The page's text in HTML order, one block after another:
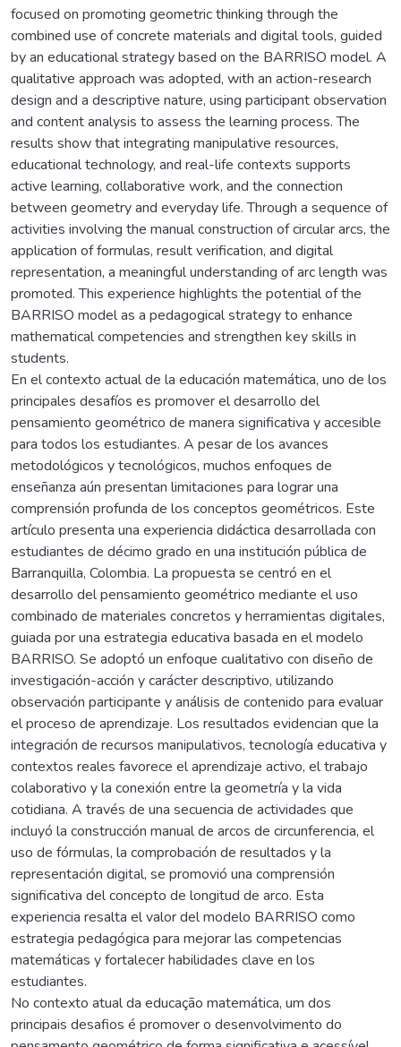
focused on promoting geometric thinking through the
combined use of concrete materials and digital tools, guided
by an educational strategy based on the BARRISO model. A
qualitative approach was adopted, with an action-research
design and a descriptive nature, using participant observation
and content analysis to assess the learning process. The
results show that integrating manipulative resources,
educational technology, and real-life contexts supports
active learning, collaborative work, and the connection
between geometry and everyday life. Through a sequence of
activities involving the manual construction of circular arcs, the
application of formulas, result verification, and digital
representation, a meaningful understanding of arc length was
promoted. This experience highlights the potential of the
BARRISO model as a pedagogical strategy to enhance
mathematical competencies and strengthen key skills in
students.
En el contexto actual de la educación matemática, uno de los
principales desafíos es promover el desarrollo del
pensamiento geométrico de manera significativa y accesible
para todos los estudiantes. A pesar de los avances
metodológicos y tecnológicos, muchos enfoques de
enseñanza aún presentan limitaciones para lograr una
comprensión profunda de los conceptos geométricos. Este
artículo presenta una experiencia didáctica desarrollada con
estudiantes de décimo grado en una institución pública de
Barranquilla, Colombia. La propuesta se centró en el
desarrollo del pensamiento geométrico mediante el uso
combinado de materiales concretos y herramientas digitales,
guiada por una estrategia educativa basada en el modelo
BARRISO. Se adoptó un enfoque cualitativo con diseño de
investigación-acción y carácter descriptivo, utilizando
observación participante y análisis de contenido para evaluar
el proceso de aprendizaje. Los resultados evidencian que la
integración de recursos manipulativos, tecnología educativa y
contextos reales favorece el aprendizaje activo, el trabajo
colaborativo y la conexión entre la geometría y la vida
cotidiana. A través de una secuencia de actividades que
incluyó la construcción manual de arcos de circunferencia, el
uso de fórmulas, la comprobación de resultados y la
representación digital, se promovió una comprensión
significativa del concepto de longitud de arco. Esta
experiencia resalta el valor del modelo BARRISO como
estrategia pedagógica para mejorar las competencias
matemáticas y fortalecer habilidades clave en los
estudiantes.
No contexto atual da educação matemática, um dos
principais desafios é promover o desenvolvimento do